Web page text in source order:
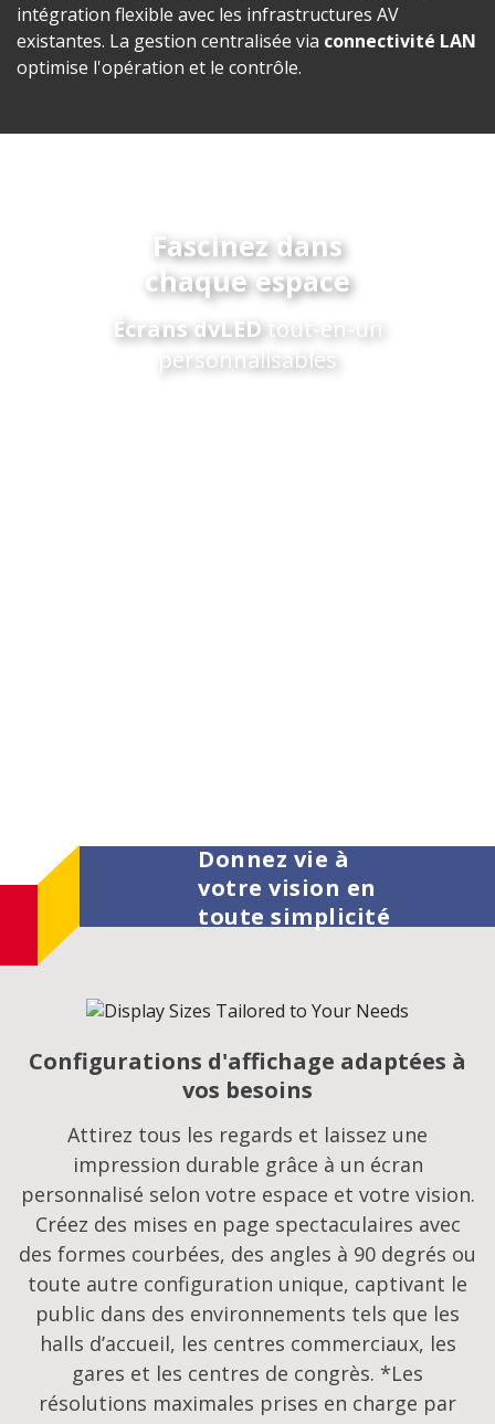
intégration flexible avec les infrastructures AV
existantes. La gestion centralisée via connectivité LAN
optimise l'opération et le contrôle.
Fascinez dans
chaque espace
Écrans dvLEDtout-en-un
personnalisables
Donnez vie à
votre vision en
toute simplicité
Configurations d'affichage adaptées à
vos besoins​
Attirez tous les regards et laissez une
impression durable grâce à un écran
personnalisé selon votre espace et votre vision.
Créez des mises en page spectaculaires avec
des formes courbées, des angles à 90 degrés ou
toute autre configuration unique, captivant le
public dans des environnements tels que les
halls d’accueil, les centres commerciaux, les
gares et les centres de congrès. *Les
résolutions maximales prises en charge par